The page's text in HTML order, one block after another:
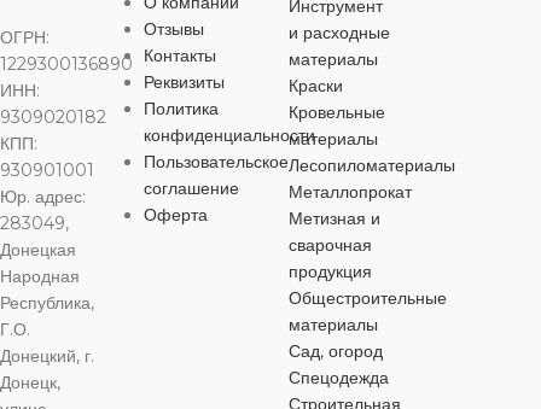
РАЗМЕР
КРЕПЛЕНИЯ
G1/2
АЭРАТОР да
МАТЕРИАЛ
латунь
РАЗМЕР КРЕПЛЕНИЯ
G1/2
АЭРАТОР да
нержавеющая сталь
МАТЕРИАЛ КОРПУСА
РАЗМЕР КРЕПЛЕНИЯ
G1/2
АЭРАТОР да
ДЛИНА ИЗЛИВА
140 мм,175 мм
МАТЕРИАЛ
ОГРН:
1229300136890
ИНН:
9309020182
КПП:
930901001
Юр. адрес:
283049,
Донецкая
Народная
Республика,
Г.О.
Донецкий, г.
Донецк,
Отзывы
Контакты
Реквизиты
Политика
конфиденциальности
Пользовательское
соглашение
Оферта
Инструмент
и расходные
материалы
Краски
Кровельные
материалы
Лесопиломатериалы
Металлопрокат
Метизная и
сварочная
продукция
Общестроительные
материалы
Сад, огород
Спецодежда
Строительная